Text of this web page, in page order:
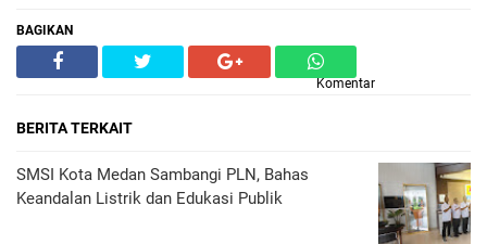
BAGIKAN
Komentar
BERITA TERKAIT
SMSI Kota Medan Sambangi PLN, Bahas
Keandalan Listrik dan Edukasi Publik